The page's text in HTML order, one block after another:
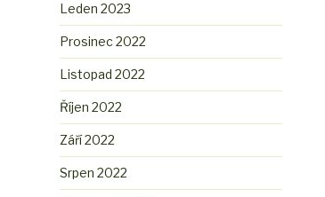
Leden 2023
Prosinec 2022
Listopad 2022
Říjen 2022
Září 2022
Srpen 2022